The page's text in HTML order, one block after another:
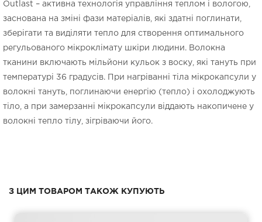
Outlast – активна технологія управління теплом і вологою,
заснована на зміні фази матеріалів, які здатні поглинати,
зберігати та виділяти тепло для створення оптимального
регульованого мікроклімату шкіри людини. Волокна
тканини включають мільйони кульок з воску, які тануть при
температурі 36 градусів. При нагріванні тіла мікрокапсули у
волокні тануть, поглинаючи енергію (тепло) і охолоджують
тіло, а при замерзанні мікрокапсули віддають накопичене у
волокні тепло тілу, зігріваючи його.
З ЦИМ ТОВАРОМ ТАКОЖ КУПУЮТЬ